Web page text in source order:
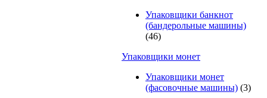
Упаковщики банкнот
(бандерольные машины)
(46)
Упаковщики монет
Упаковщики монет
(фасовочные машины) (3)